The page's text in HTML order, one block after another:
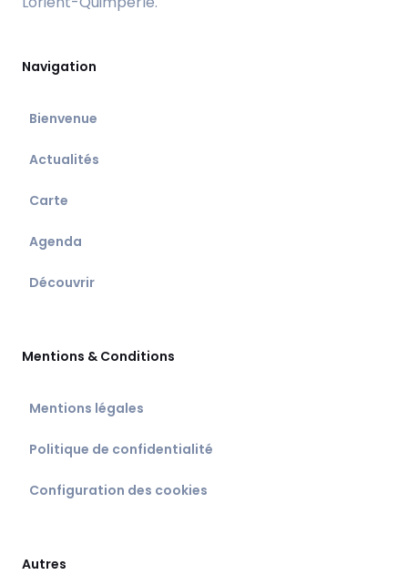
Navigation
Bienvenue
Actualités
Carte
Agenda
Découvrir
Mentions & Conditions
Mentions légales
Politique de confidentialité
Configuration des cookies
Autres